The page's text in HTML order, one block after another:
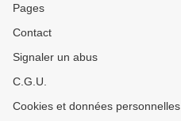
Pages
Contact
Signaler un abus
C.G.U.
Cookies et données personnelles